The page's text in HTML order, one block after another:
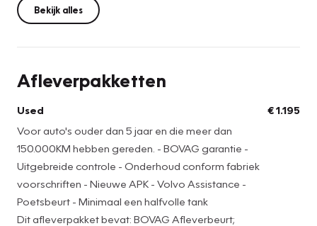
uitgebreide technische inspectie, onderhoud conform
fabrieksvoorschrift inclusief eventueel aanvullende
maanden BOVAG-garantie en 12 maanden Volvo
afleverpakket bedraagt € 1.195,-
Bekijk alles
Afleverpakketten
Used
Voor auto's ouder dan 5 jaar en die meer dan
150.000KM hebben gereden. - BOVAG garantie -
Uitgebreide controle - Onderhoud conform fabriek
voorschriften - Nieuwe APK - Volvo Assistance -
Poetsbeurt - Minimaal een halfvolle tank
Dit afleverpakket bevat: BOVAG Afleverbeurt;
€ 1.195